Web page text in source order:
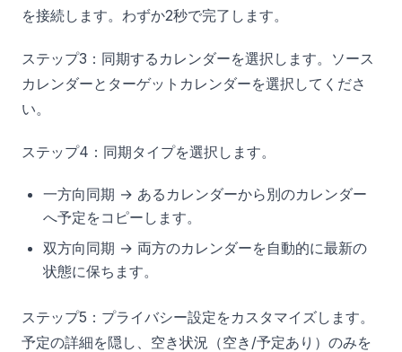
を接続します。わずか2秒で完了します。
ステップ3：同期するカレンダーを選択します。ソース
カレンダーとターゲットカレンダーを選択してくださ
い。
ステップ4：同期タイプを選択します。
一方向同期 → あるカレンダーから別のカレンダー
へ予定をコピーします。
双方向同期 → 両方のカレンダーを自動的に最新の
状態に保ちます。
ステップ5：プライバシー設定をカスタマイズします。
予定の詳細を隠し、空き状況（空き/予定あり）のみを